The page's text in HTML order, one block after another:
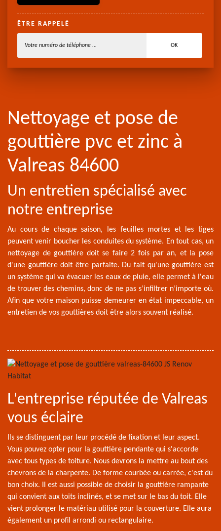
ÊTRE RAPPELÉ
Nettoyage et pose de
gouttière pvc et zinc à
Valreas 84600
Un entretien spécialisé avec
notre entreprise
Au cours de chaque saison, les feuilles mortes et les tiges
peuvent venir boucher les conduites du système. En tout cas, un
nettoyage de gouttière doit se faire 2 fois par an, et la pose
d'une gouttière doit être parfaite. Du fait qu'une gouttière est
un système qui va évacuer les eaux de pluie, elle permet à l'eau
de trouver des chemins, donc de ne pas s’infiltrer n’importe où.
Afin que votre maison puisse demeurer en état impeccable, un
entretien de vos gouttières doit être alors souvent réalisé.
L'entreprise réputée de Valreas
vous éclaire
Ils se distinguent par leur procédé de fixation et leur aspect.
Vous pouvez opter pour la gouttière pendante qui s'accorde
avec tous types de toiture. Nous devrons la mettre au bout des
chevrons de la charpente. De forme courbée ou carrée, c'est du
bon choix. Il est aussi possible de choisir la gouttière rampante
qui convient aux toits inclinés, et se met sur le bas du toit. Elle
vient prolonger le matériau utilisé pour la couverture. Elle aura
également un profil arrondi ou rectangulaire.